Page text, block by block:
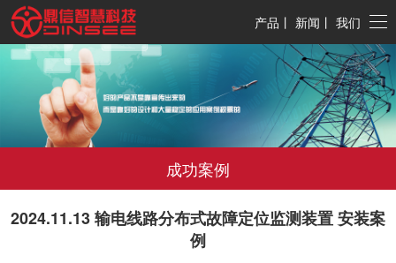
产品 丨 新闻 丨 我们
成功案例
2024.11.13 输电线路分布式故障定位监测装置 安装案
例